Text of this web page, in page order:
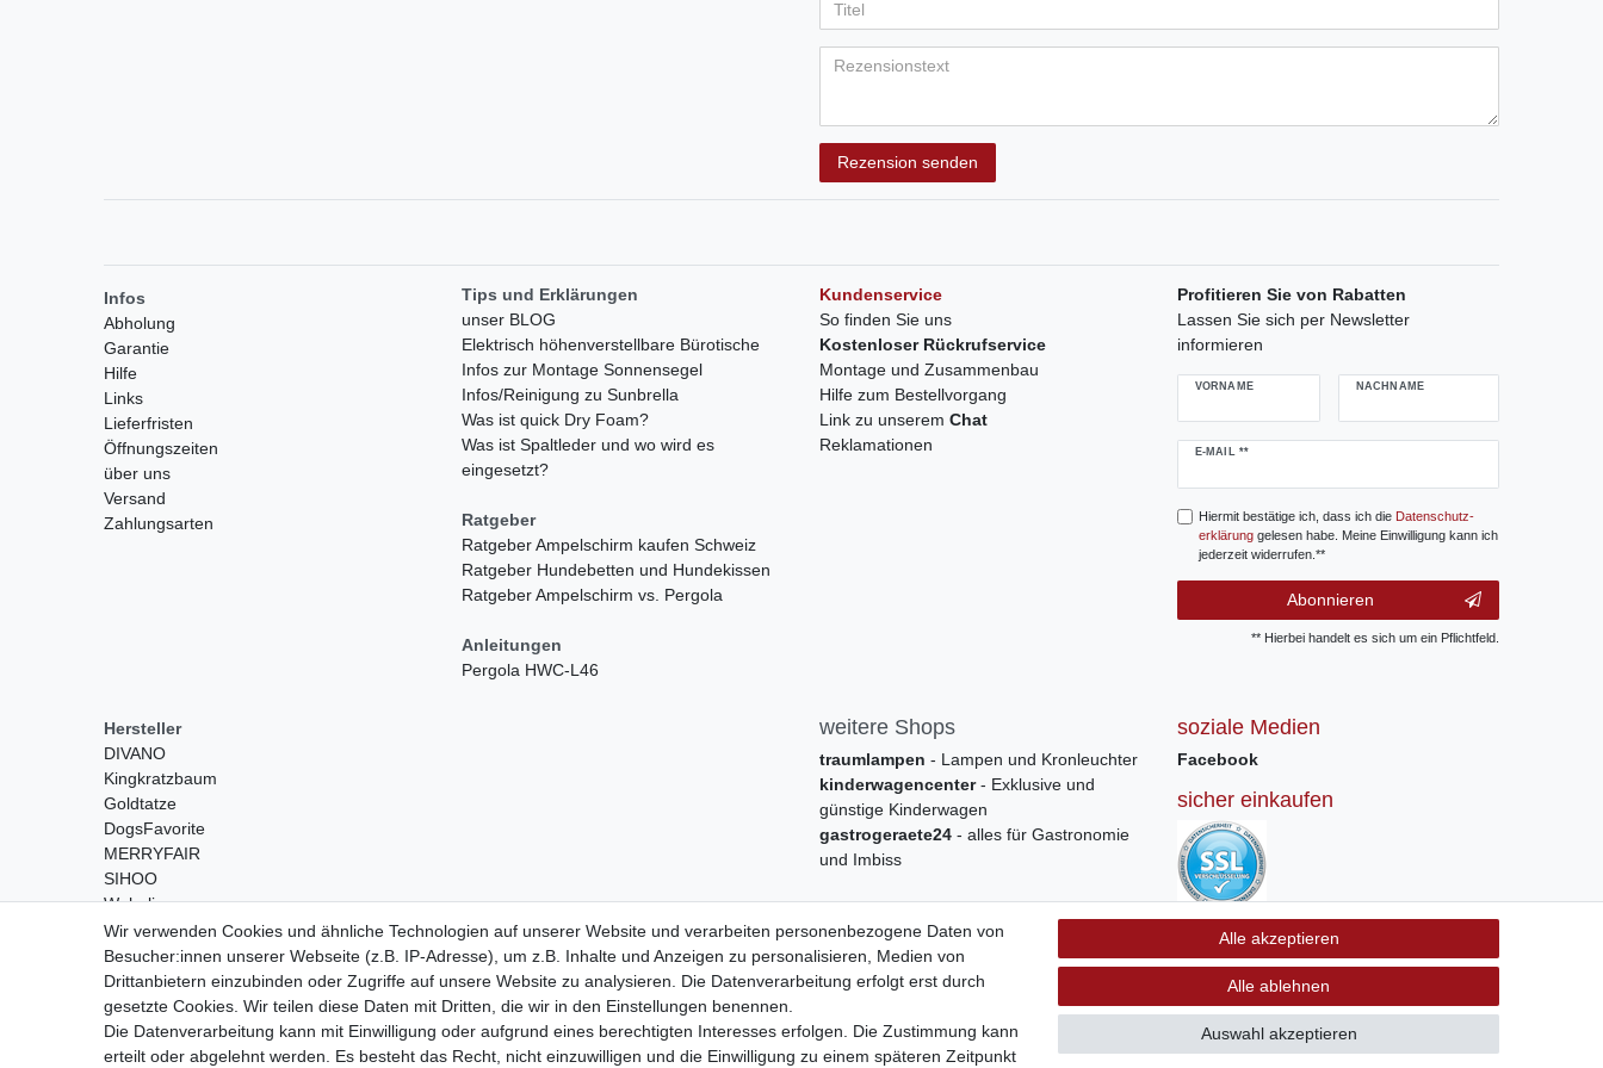
Bewertungssternen
Bewertungssternen
Bewertungssternen
Bewertungssternen
Bewertungssternen
Anzeigename
(optional)
Rezension senden
Infos
Abholung
Garantie
Hilfe
Links
Lieferfristen
Öffnungszeiten
über uns
Versand
Zahlungsarten
Tips und Erklärungen
unser BLOG
Elektrisch höhenverstellbare Bürotische
Infos zur Montage Sonnensegel
Infos/Reinigung zu Sunbrella
Was ist quick Dry Foam?
Was ist Spaltleder und wo wird es
eingesetzt?
Ratgeber
Ratgeber Ampelschirm kaufen Schweiz
Ratgeber Hundebetten und Hundekissen
Ratgeber Ampelschirm vs. Pergola
Anleitungen
Pergola HWC-L46
Kundenservice
So finden Sie uns
Kostenloser Rückrufservice
Montage und Zusammenbau
Hilfe zum Bestellvorgang
Link zu unserem Chat
Reklamationen
Profitieren Sie von Rabatten
Lassen Sie sich per Newsletter
informieren
VORNAME NACHNAME
E-MAIL **
Newsletter
Hiermit bestätige ich, dass ich die Daten­schutz­
erklärunggelesen habe. Meine Einwilligung kann ich
jederzeit widerrufen.**
Abonnieren
** Hierbei handelt es sich um ein Pflichtfeld.
Hersteller
DIVANO
Kingkratzbaum
Goldtatze
DogsFavorite
MERRYFAIR
SIHOO
Wohnling
weitere Shops
traumlampen - Lampen und Kronleuchter
kinderwagencenter- Exklusive und
günstige Kinderwagen
gastrogeraete24 - alles für Gastronomie
und Imbiss
soziale Medien
Facebook
sicher einkaufen
Sichere Bestellung und Zahlung via SSL
Verschlüsselung
Wir verwenden Cookies und ähnliche Technologien auf unserer Website und verarbeiten personenbezogene Daten von
Besucher:innen unserer Webseite (z.B. IP-Adresse), um z.B. Inhalte und Anzeigen zu personalisieren, Medien von
Drittanbietern einzubinden oder Zugriffe auf unsere Website zu analysieren. Die Datenverarbeitung erfolgt erst durch
gesetzte Cookies. Wir teilen diese Daten mit Dritten, die wir in den Einstellungen benennen.
Die Datenverarbeitung kann mit Einwilligung oder aufgrund eines berechtigten Interesses erfolgen. Die Zustimmung kann
erteilt oder abgelehnt werden. Es besteht das Recht, nicht einzuwilligen und die Einwilligung zu einem späteren Zeitpunkt
Alle akzeptieren
Alle ablehnen
Auswahl akzeptieren